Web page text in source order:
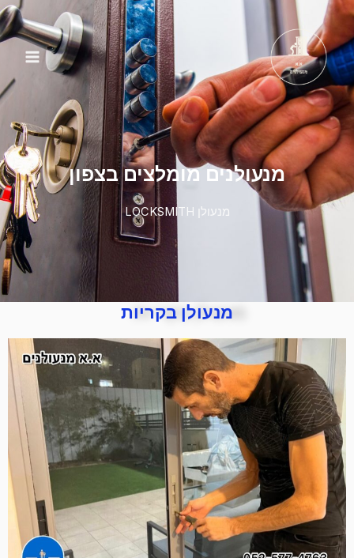
מנעולן בקריות
מנעולנים מומלצים בצפון
מנעולן LOCKSMITH
מנעולן בקריות